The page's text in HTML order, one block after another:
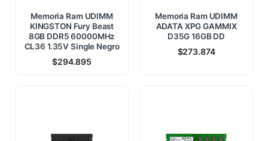
Memoria Ram UDIMM
KINGSTON Fury Beast
8GB DDR5 60000MHz
CL36 1.35V Single Negro
$294.895
Memoria Ram UDIMM
ADATA XPG GAMMIX
D35G 16GB DD
$273.874